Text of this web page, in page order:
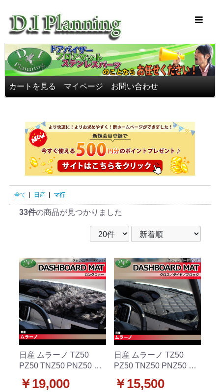
カートを見る マイページ お問い合わせ
全て | 日産 | マ行
33件の商品が見つかりました
日産 ムラーノ TZ50
PZ50 TNZ50 PNZ50 ダ
ングファー ハイパイル
￥19,000
日産 ムラーノ TZ50
PZ50 TNZ50 PNZ50 ダ
ロス/ダイヤ/ブロック 受
￥15,500